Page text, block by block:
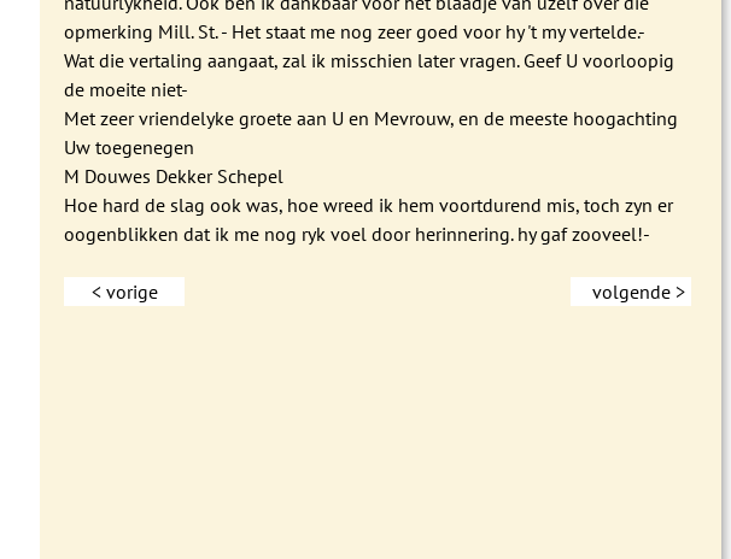
opmerking Mill. St. - Het staat me nog zeer goed voor hy 't my vertelde.-
Wat die vertaling aangaat, zal ik misschien later vragen. Geef U voorloopig
de moeite niet-
Met zeer vriendelyke groete aan U en Mevrouw, en de meeste hoogachting
Uw toegenegen
M Douwes Dekker Schepel
Hoe hard de slag ook was, hoe wreed ik hem voortdurend mis, toch zyn er
oogenblikken dat ik me nog ryk voel door herinnering. hy gaf zooveel!-
< vorige volgende >